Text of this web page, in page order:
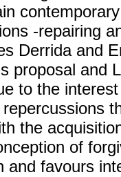
-repairing
Derrida and
proposal and
to the
the
of
and favours